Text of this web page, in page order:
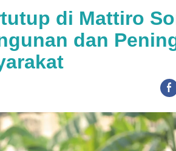
di Mattiro
dan